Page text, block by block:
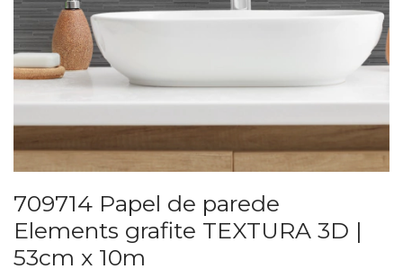
709714 Papel de parede
Elements grafite TEXTURA 3D |
53cm x 10m